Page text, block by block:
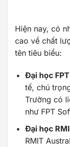
Hiện nay, có
cao về chất
tên tiêu biểu:
Đại học FPT
tế, chú
Trường có
như FPT
Đại học
RMIT